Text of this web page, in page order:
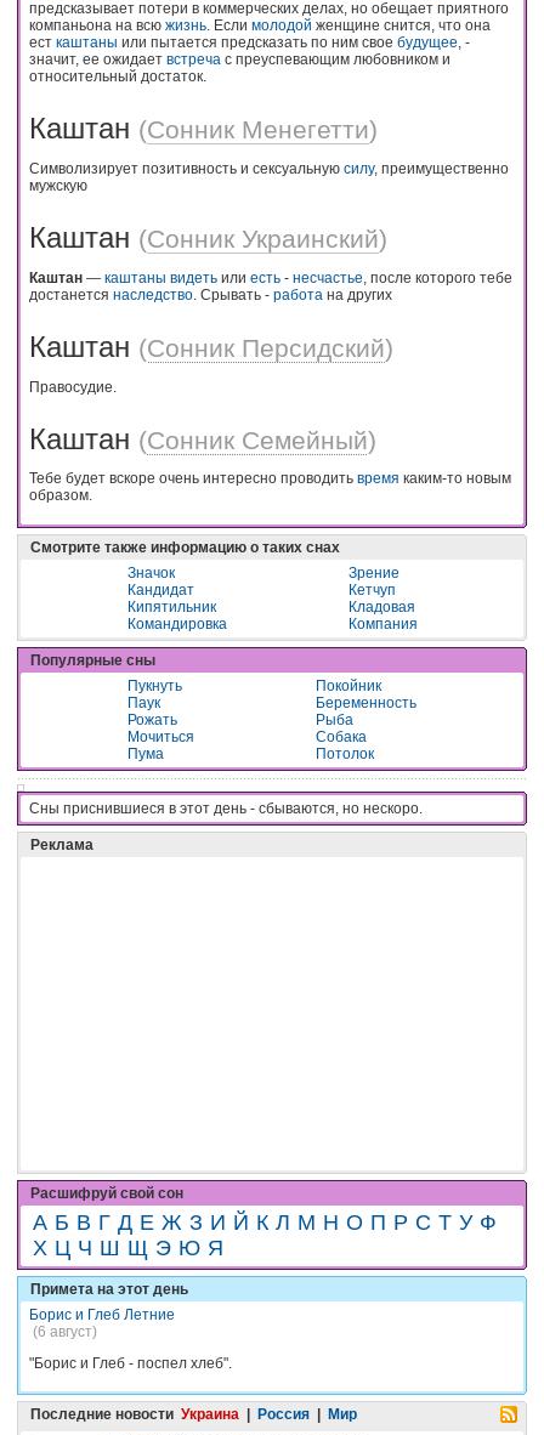
предсказывает потери в коммерческих делах, но обещает приятного
компаньона на всю жизнь. Если молодой женщине снится, что она
ест каштаны или пытается предсказать по ним свое будущее, -
значит, ее ожидает встреча с преуспевающим любовником и
относительный достаток.
Каштан (Сонник Менегетти)
Символизирует позитивность и сексуальную силу, преимущественно
мужскую
Каштан (Сонник Украинский)
Каштан — каштаны видеть или есть - несчастье, после которого тебе
достанется наследство. Срывать - работа на других
Каштан (Сонник Персидский)
Правосудие.
Каштан (Сонник Семейный)
Тебе будет вскоре очень интересно проводить время каким-то новым
образом.
Смотрите также информацию о таких снах
Значок
Зрение
Кандидат
Кетчуп
Кипятильник
Кладовая
Командировка
Компания
Популярные сны
Пукнуть
Покойник
Паук
Беременность
Рожать
Рыба
Мочиться
Собака
Пума
Потолок
Сны приснившиеся в этот день - cбывaютcя, нo нecкopo.
Реклама
Расшифруй свой сон
А Б В Г Д Е Ж З И Й К Л М Н О П Р С Т У Ф
Х Ц Ч Ш Щ Э Ю Я
Примета на этот день
Борис и Глеб Летние
(6 август)
"Борис и Глеб - поспел хлеб".
Последние новости Украина Россия
Мир